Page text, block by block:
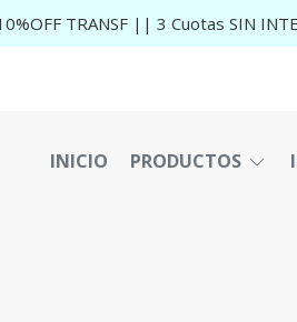
TRANSF || 3 Cuotas SIN
INICIO PRODUCTOS